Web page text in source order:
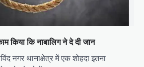
किया कि नाबालिग ने दे दी जान
नगर थानाक्षेत्र में एक शोहदा इतना